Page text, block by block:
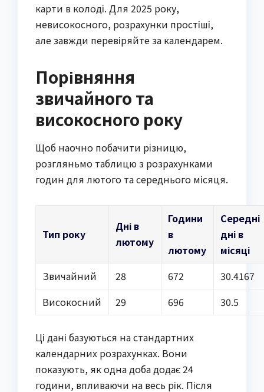
карти в колоді. Для 2025 року,
невисокосного, розрахунки простіші,
але завжди перевіряйте за календарем.
Порівняння
звичайного та
високосного року
Щоб наочно побачити різницю,
розгляньмо таблицю з розрахунками
годин для лютого та середнього місяця.
Тип року
Дні в
лютому
Години
в
лютому
Середні
дні в
місяці
Звичайний
28 672
30.4167
Високосний
29 696 30.5
Ці дані базуються на стандартних
календарних розрахунках. Вони
показують, як одна доба додає 24
години, впливаючи на весь рік. Після